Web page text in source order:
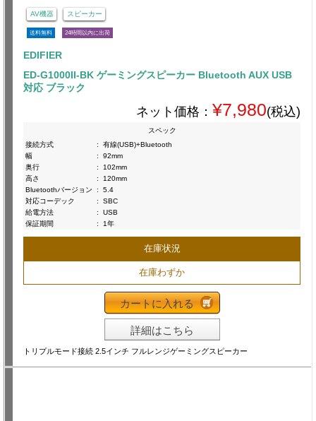
AV機器 スピーカー
送料無料 24時間以内に出荷
EDIFIER
ED-G1000II-BK ゲーミングスピーカー Bluetooth AUX USB
対応 ブラック
ネット価格： ¥7,980(税込)
スペック
接続方式
:
有線(USB)+Bluetooth
幅
:
92mm
奥行
:
102mm
高さ
:
120mm
Bluetoothバージョン
:
5.4
対応コーデック
:
SBC
給電方法
:
USB
保証期間
: 1年
在庫状況
在庫わずか
カートに入れる
詳細はこちら
トリプルモード接続 2.5インチ フルレンジゲーミングスピーカー